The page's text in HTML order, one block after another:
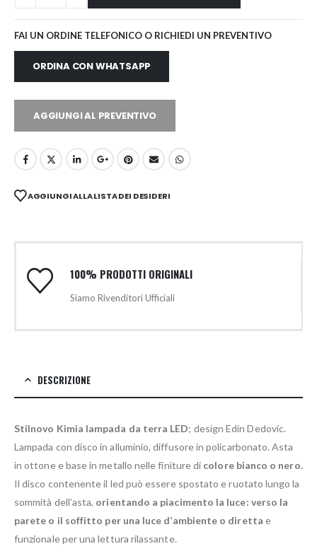
FAI UN ORDINE TELEFONICO O RICHIEDI UN PREVENTIVO
ORDINA CON WHATSAPP
AGGIUNGI AL PREVENTIVO
AGGIUNGI ALLA LISTA DEI DESIDERI
100% PRODOTTI ORIGINALI
Siamo Rivenditori Ufficiali
DESCRIZIONE
Stilnovo Kimia lampada da terra LED; design Edin Dedovic.
Lampada con disco in alluminio, diffusore in policarbonato. Asta
in ottone e base in metallo nelle finiture di colore bianco o nero.
Il disco contenente il led può essere spostato e ruotato lungo la
sommità dell’asta, orientando a piacimento la luce: verso la
parete o il soffitto per una luce d’ambiente o diretta e
funzionale per una lettura rilassante.